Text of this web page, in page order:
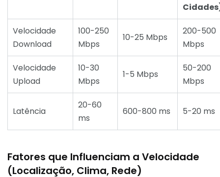
Velocidade
Download
100-250
Mbps
10-25 Mbps
200-500
Mbps
Velocidade
Upload
10-30
Mbps
1-5 Mbps
50-200
Mbps
Latência
20-60
ms
600-800 ms 5-20 ms
Fatores que Influenciam a Velocidade
(Localização, Clima, Rede)